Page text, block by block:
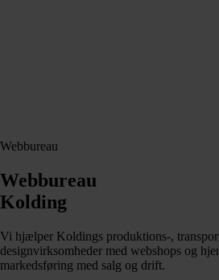
Webbureau
Webbureau
Kolding
Vi hjælper Koldings produktions-,
designvirksomheder med webshops og
markedsføring med salg og drift.